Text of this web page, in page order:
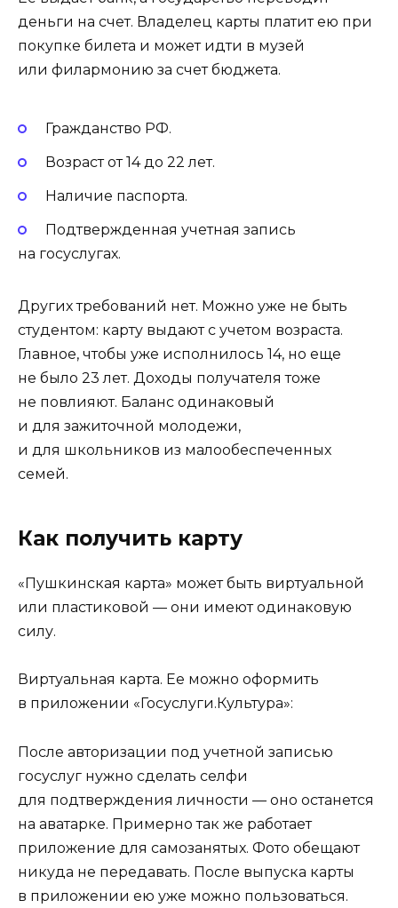
деньги на счет. Владелец карты платит ею при
покупке билета и может идти в музей
или филармонию за счет бюджета.
Гражданство РФ.
Возраст от 14 до 22 лет.
Наличие паспорта.
Подтвержденная учетная запись
на госуслугах.
Других требований нет. Можно уже не быть
студентом: карту выдают с учетом возраста.
Главное, чтобы уже исполнилось 14, но еще
не было 23 лет. Доходы получателя тоже
не повлияют. Баланс одинаковый
и для зажиточной молодежи,
и для школьников из малообеспеченных
семей.
Как получить карту
«Пушкинская карта» может быть виртуальной
или пластиковой — они имеют одинаковую
силу.
Виртуальная карта. Ее можно оформить
в приложении «Госуслуги.Культура»:
После авторизации под учетной записью
госуслуг нужно сделать селфи
для подтверждения личности — оно останется
на аватарке. Примерно так же работает
приложение для самозанятых. Фото обещают
никуда не передавать. После выпуска карты
в приложении ею уже можно пользоваться.